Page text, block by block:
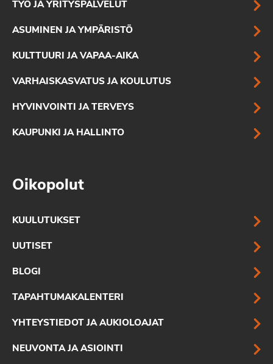
TYÖ JA YRITYSPALVELUT
ASUMINEN JA YMPÄRISTÖ
KULTTUURI JA VAPAA-AIKA
VARHAISKASVATUS JA KOULUTUS
HYVINVOINTI JA TERVEYS
KAUPUNKI JA HALLINTO
Oikopolut
KUULUTUKSET
UUTISET
BLOGI
TAPAHTUMAKALENTERI
YHTEYSTIEDOT JA AUKIOLOAJAT
NEUVONTA JA ASIOINTI